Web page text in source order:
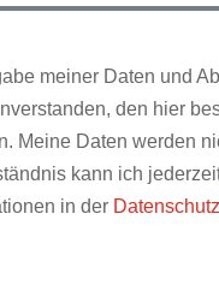
meiner Daten und
den hier
Meine Daten werden
kann ich
in der